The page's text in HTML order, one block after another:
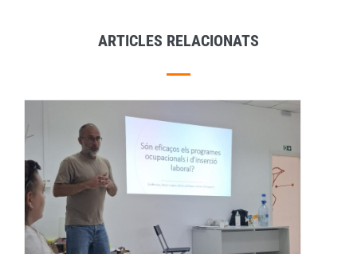
ARTICLES RELACIONATS